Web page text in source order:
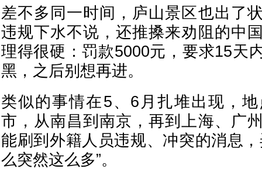
差不多同一时间，庐山景区也出了
违规下水不说，还推搡来劝阻的中
理得很硬：罚款5000元，要求15天
黑，之后别想再进。
类似的事情在5、6月扎堆出现，
市，从南昌到南京，再到上海、广
能刷到外籍人员违规、冲突的消息
么突然这么多”。